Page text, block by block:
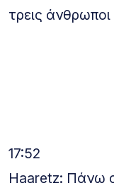
τρεις
17:52
Haaretz: Πάνω